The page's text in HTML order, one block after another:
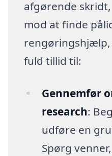
afgørende
mod at finde
rengøringshjælp,
fuld tillid til:
Gennemfør
research:
udføre en
Spørg